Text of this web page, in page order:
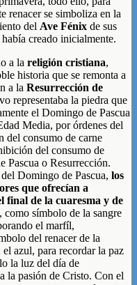
renacer se simboliza en la
del Ave Fénix de sus
creado inicialmente.
a la religión cristiana,
historia que se remonta a
a la Resurrección de
representaba la piedra que
el Domingo de Pascua
Media, por órdenes del
del consumo de carne
del consumo de
Pascua o Resurrección.
Domingo de Pascua, los
que ofrecían a
final de la cuaresma y de
como símbolo de la sangre
el marfíl,
del renacer de la
azul, para recordar la paz
la luz del día de
la pasión de Cristo. Con el